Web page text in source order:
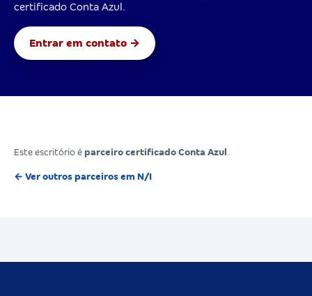
certificado Conta Azul.
Entrar em contato →
Este escritório é parceiro certificado Conta Azul
← Ver outros parceiros em N/I